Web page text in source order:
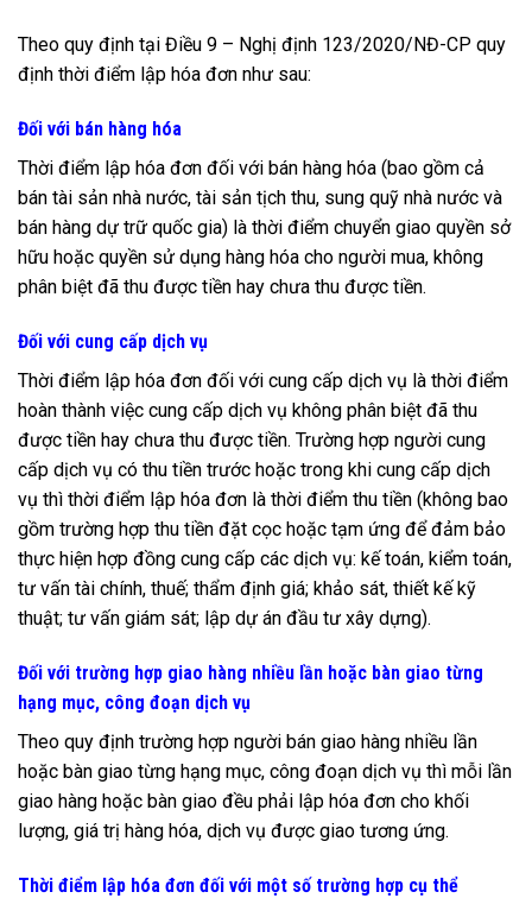
Theo quy định tại Điều 9 – Nghị định 123/2020/NĐ-CP quy
định thời điểm lập hóa đơn như sau:
Đối với bán hàng hóa
Thời điểm lập hóa đơn đối với bán hàng hóa (bao gồm cả
bán tài sản nhà nước, tài sản tịch thu, sung quỹ nhà nước và
bán hàng dự trữ quốc gia) là thời điểm chuyển giao quyền sở
hữu hoặc quyền sử dụng hàng hóa cho người mua, không
phân biệt đã thu được tiền hay chưa thu được tiền.
Đối với cung cấp dịch vụ
Thời điểm lập hóa đơn đối với cung cấp dịch vụ là thời điểm
hoàn thành việc cung cấp dịch vụ không phân biệt đã thu
được tiền hay chưa thu được tiền. Trường hợp người cung
cấp dịch vụ có thu tiền trước hoặc trong khi cung cấp dịch
vụ thì thời điểm lập hóa đơn là thời điểm thu tiền (không bao
gồm trường hợp thu tiền đặt cọc hoặc tạm ứng để đảm bảo
thực hiện hợp đồng cung cấp các dịch vụ: kế toán, kiểm toán,
tư vấn tài chính, thuế; thẩm định giá; khảo sát, thiết kế kỹ
thuật; tư vấn giám sát; lập dự án đầu tư xây dựng).
Đối với trường hợp giao hàng nhiều lần hoặc bàn giao từng
hạng mục, công đoạn dịch vụ
Theo quy định trường hợp người bán giao hàng nhiều lần
hoặc bàn giao từng hạng mục, công đoạn dịch vụ thì mỗi lần
giao hàng hoặc bàn giao đều phải lập hóa đơn cho khối
lượng, giá trị hàng hóa, dịch vụ được giao tương ứng.
Thời điểm lập hóa đơn đối với một số trường hợp cụ thể